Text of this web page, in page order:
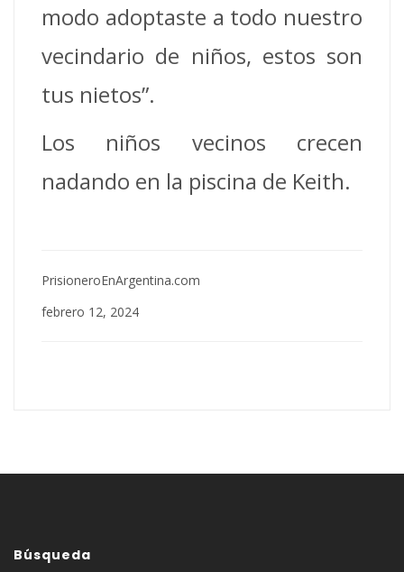
modo adoptaste a todo nuestro
vecindario de niños, estos son
tus nietos”.
Los niños vecinos crecen
nadando en la piscina de Keith.
PrisioneroEnArgentina.com
febrero 12, 2024
Búsqueda